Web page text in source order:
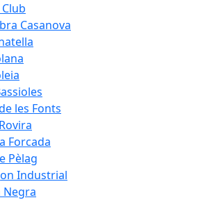
Casanova
les Fonts
Forcada
Pèlag
Industrial
Negra